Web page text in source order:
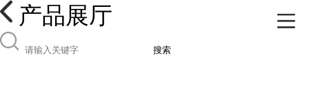
产品展厅
搜索